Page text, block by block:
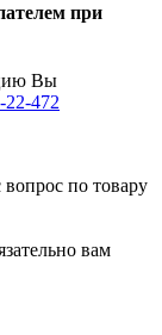
при
Вы
22-472
по товару
вам